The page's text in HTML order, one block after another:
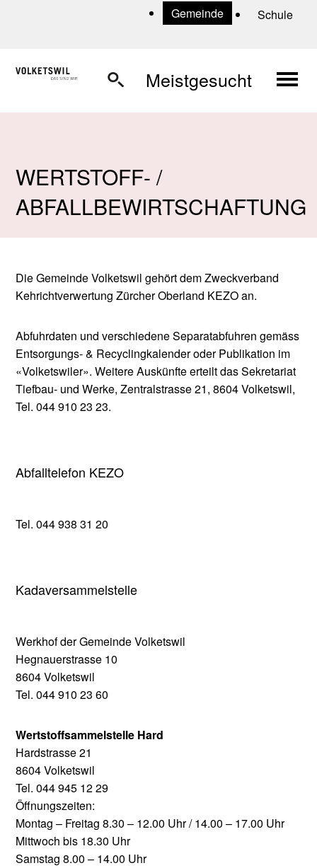
Navigieren in Volketswil
Schnellnavigation Gemeinde Schule
Meistgesucht
WERTSTOFF- /
ABFALLBEWIRTSCHAFTUNG
Die Gemeinde Volketswil gehört dem Zweckverband
Kehrichtverwertung Zürcher Oberland KEZO an.
Abfuhrdaten und verschiedene Separatabfuhren gemäss
Entsorgungs- & Recyclingkalender oder Publikation im
«Volketswiler». Weitere Auskünfte erteilt das Sekretariat
Tiefbau- und Werke, Zentralstrasse 21, 8604 Volketswil,
Tel. 044 910 23 23.
Abfalltelefon KEZO
Tel. 044 938 31 20
Kadaversammelstelle
Werkhof der Gemeinde Volketswil
Hegnauerstrasse 10
8604 Volketswil
Tel. 044 910 23 60
Wertstoffsammelstelle Hard
Hardstrasse 21
8604 Volketswil
Tel. 044 945 12 29
Öffnungszeiten:
Montag – Freitag 8.30 – 12.00 Uhr / 14.00 – 17.00 Uhr
Mittwoch bis 18.30 Uhr
Samstag 8.00 – 14.00 Uhr